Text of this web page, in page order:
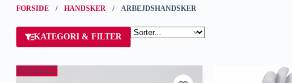
FORSIDE / HANDSKER / ARBEJDSHANDSKER
KATEGORI & FILTER
NEDSAT!